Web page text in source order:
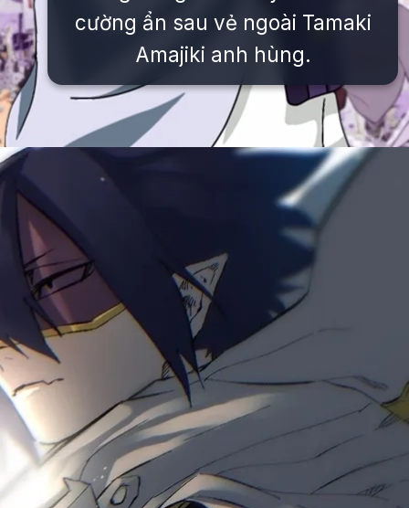
cường ẩn sau vẻ ngoài Tamaki
Amajiki anh hùng.
https://issiloo.edu.vn/tamaki-amajiki